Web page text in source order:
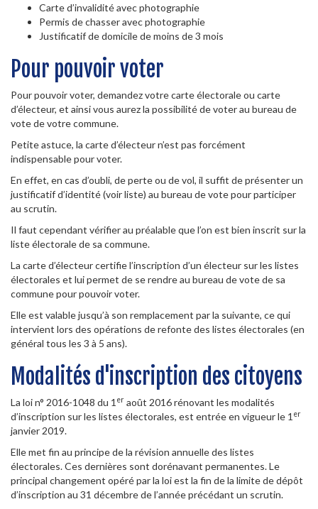
Carte d’invalidité avec photographie
Permis de chasser avec photographie
Justificatif de domicile de moins de 3 mois
Pour pouvoir voter
Pour pouvoir voter, demandez votre carte électorale ou carte
d’électeur, et ainsi vous aurez la possibilité de voter au bureau de
vote de votre commune.
Petite astuce, la carte d’électeur n’est pas forcément
indispensable pour voter.
En effet, en cas d’oubli, de perte ou de vol, il suffit de présenter un
justificatif d’identité (voir liste) au bureau de vote pour participer
au scrutin.
Il faut cependant vérifier au préalable que l’on est bien inscrit sur la
liste électorale de sa commune.
La carte d’électeur certifie l’inscription d’un électeur sur les listes
électorales et lui permet de se rendre au bureau de vote de sa
commune pour pouvoir voter.
Elle est valable jusqu’à son remplacement par la suivante, ce qui
intervient lors des opérations de refonte des listes électorales (en
général tous les 3 à 5 ans).
Modalités d'inscription des citoyens
La loi n° 2016-1048 du 1 er août 2016 rénovant les modalités
d’inscription sur les listes électorales, est entrée en vigueur le 1 er
janvier 2019.
Elle met fin au principe de la révision annuelle des listes
électorales. Ces dernières sont dorénavant permanentes. Le
principal changement opéré par la loi est la fin de la limite de dépôt
d’inscription au 31 décembre de l’année précédant un scrutin.